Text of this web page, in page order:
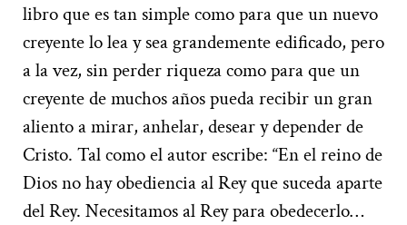
libro que es tan simple como para que un nuevo
creyente lo lea y sea grandemente edificado, pero
a la vez, sin perder riqueza como para que un
creyente de muchos años pueda recibir un gran
aliento a mirar, anhelar, desear y depender de
Cristo. Tal como el autor escribe: “En el reino de
Dios no hay obediencia al Rey que suceda aparte
del Rey. Necesitamos al Rey para obedecerlo…